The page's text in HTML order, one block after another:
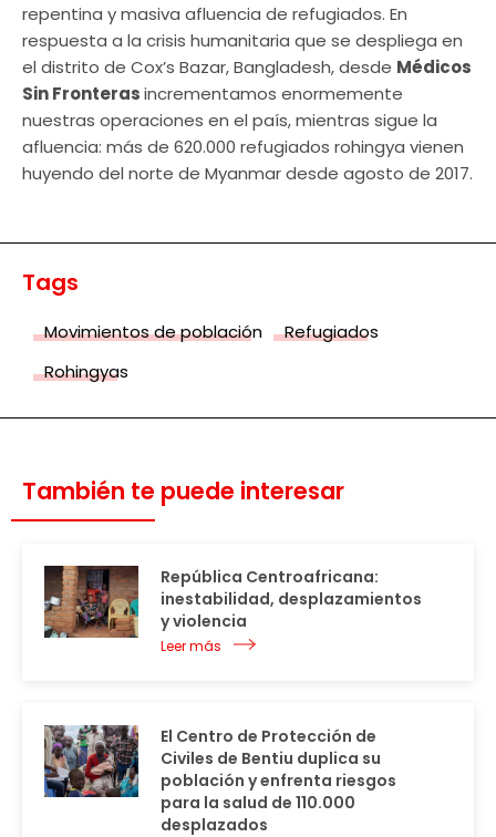
repentina y masiva afluencia de refugiados. En
respuesta a la crisis humanitaria que se despliega en
el distrito de Cox’s Bazar, Bangladesh, desde Médicos
Sin Fronterasincrementamos enormemente
nuestras operaciones en el país, mientras sigue la
afluencia: más de 620.000 refugiados rohingya vienen
huyendo del norte de Myanmar desde agosto de 2017.
Tags
Movimientos de población
Refugiados
Rohingyas
También te puede interesar
República Centroafricana:
inestabilidad, desplazamientos
y violencia
Leer más
El Centro de Protección de
Civiles de Bentiu duplica su
población y enfrenta riesgos
para la salud de 110.000
desplazados